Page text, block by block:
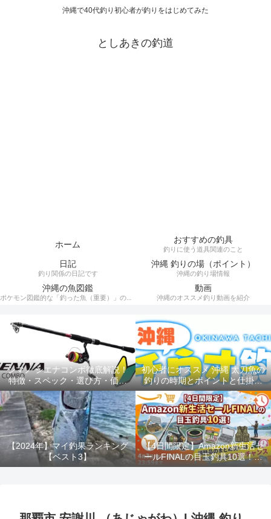
沖縄で40代釣り初心者が釣りをはじめてみた
としあきの釣道
ホーム おすすめの釣具
釣りに使う道具関連のこと
日記
釣り関係の日記です
沖縄 釣りの場（ポイント）
沖縄の釣り場情報
沖縄の魚図鑑
ポケモン図鑑的な「釣った魚（重要）」の記録。
動画
沖縄のオススメ釣り動画を紹介
シマノ シエナコンボ徹底解説！
特徴・スペック・選び方・価格
を完全網羅
初心者にオススメ 沖縄 太刀魚の
釣りの時期とポイントと仕掛け
ルアー釣り
【2024年】マイ釣果ランキング
【ベスト3】
【4日間限定】Amazon新生活セ
ールFINALの目玉釣具10選！消
耗品のまとめ買いは今がラスト